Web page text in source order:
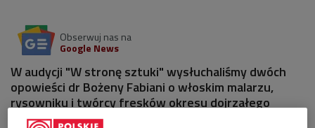
Obserwuj nas na
Google News
W audycji "W stronę sztuki" wysłuchaliśmy dwóch
opowieści dr Bożeny Fabiani o włoskim malarzu,
rysowniku i twórcy fresków okresu dojrzałego
renesansu.